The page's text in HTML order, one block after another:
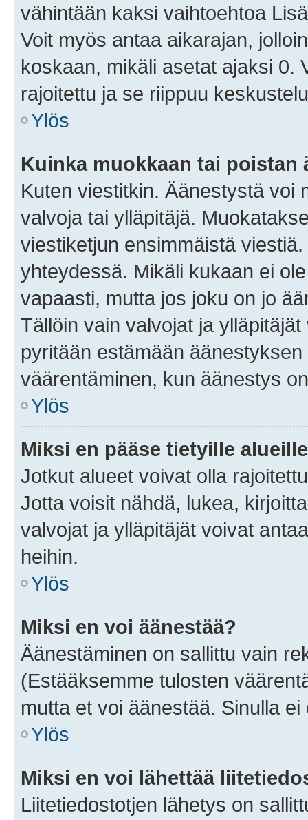
vähintään kaksi vaihtoehtoa
Voit myös antaa aikarajan,
koskaan, mikäli asetat ajaksi 0.
rajoitettu ja se riippuu
Ylös
Kuinka muokkaan tai poistan
Kuten viestitkin. Äänestystä voi
valvoja tai ylläpitäjä.
viestiketjun ensimmäistä
yhteydessä. Mikäli kukaan ei
vapaasti, mutta jos joku on jo
Tällöin vain valvojat ja
pyritään estämään
väärentäminen, kun äänestys
Ylös
Miksi en pääse tietyille
Jotkut alueet voivat olla
Jotta voisit nähdä, lukea,
valvojat ja ylläpitäjät voivat
heihin.
Ylös
Miksi en voi äänestää?
Äänestäminen on sallittu vain
(Estääksemme tulosten
mutta et voi äänestää. Sinulla
Ylös
Miksi en voi lähettää
Liitetiedostotjen lähetys on